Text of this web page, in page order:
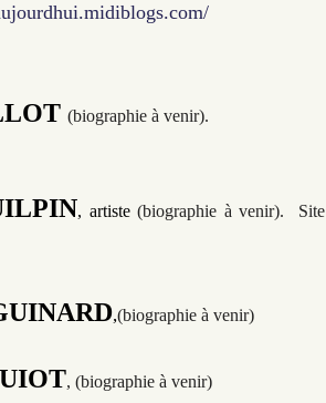
(biographie à venir).
, artiste(biographie à venir).
,(biographie à venir)
, (biographie à venir)